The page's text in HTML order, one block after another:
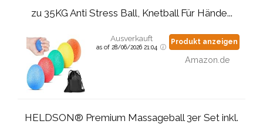
zu 35KG Anti Stress Ball, Knetball Für Hände...
Ausverkauft
as of 28/06/2026 21:04
Produkt anzeigen
Amazon.de
HELDSON® Premium Massageball 3er Set inkl.